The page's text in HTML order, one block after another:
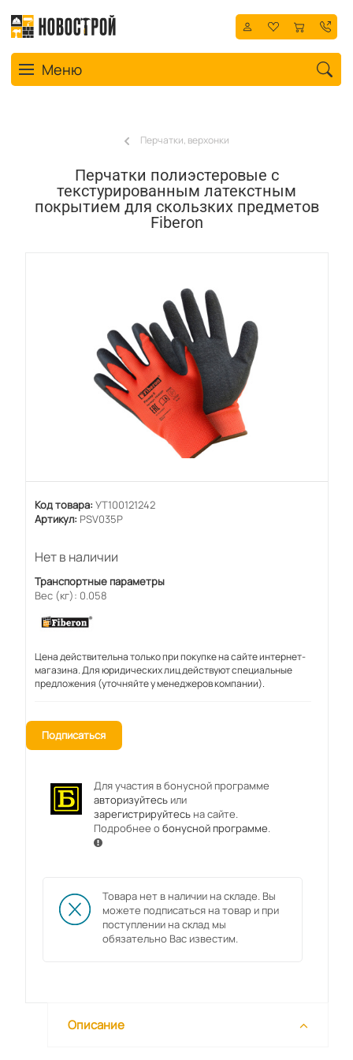
Toggle navigation
Меню
Перчатки, верхонки
Перчатки полиэстеровые с
текстурированным латекстным
покрытием для скользких предметов
Fiberon
Код товара: УТ100121242
Артикул: PSV035P
Нет в наличии
Транспортные параметры
Вес (кг): 0.058
Цена действительна только при покупке на сайте интернет-
магазина. Для юридических лиц действуют специальные
предложения (уточняйте у менеджеров компании).
Подписаться
Для участия в бонусной программе
авторизуйтесьили
зарегистрируйтесьна сайте.
Подробнее обонусной программе.
Товара нет в наличии на складе. Вы
можете подписаться на товар и при
поступлении на склад мы
обязательно Вас известим.
Описание